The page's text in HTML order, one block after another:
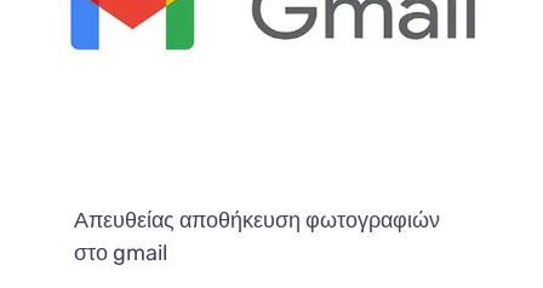
Απευθείας αποθήκευση φωτογραφιών
στο gmail